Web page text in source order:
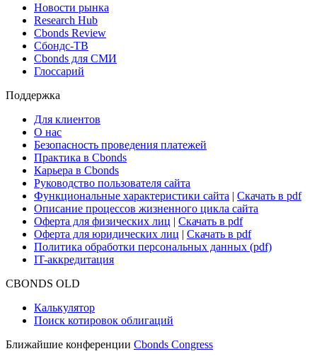
Новости рынка
Research Hub
Cbonds Review
Сбондс-ТВ
Cbonds для СМИ
Глоссарий
Поддержка
Для клиентов
О нас
Безопасность проведения платежей
Практика в Cbonds
Карьера в Cbonds
Руководство пользователя сайта
Функциональные характеристики сайта | Скачать в pdf
Описание процессов жизненного цикла сайта
Оферта для физических лиц | Скачать в pdf
Оферта для юридических лиц | Скачать в pdf
Политика обработки персональных данных (pdf)
IT-аккредитация
CBONDS OLD
Калькулятор
Поиск котировок облигаций
Ближайшие конференции Cbonds Congress